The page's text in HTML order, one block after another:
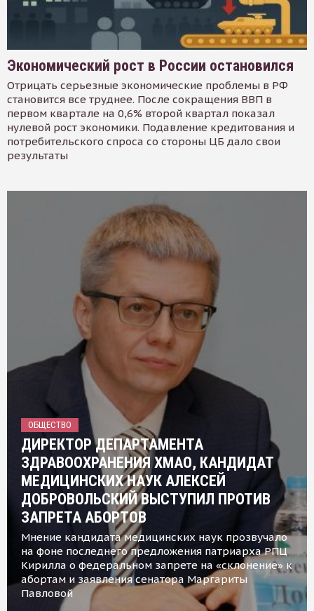
Экономический рост в России остановился
Отрицать серьезные экономические проблемы в РФ
становится все труднее. После сокращения ВВП в
первом квартале на 0,6% второй квартал показал
нулевой рост экономики. Подавление кредитования и
потребительского спроса со стороны ЦБ дало свои
результаты
ОБЩЕСТВО
ДИРЕКТОР ДЕПАРТАМЕНТА
ЗДРАВООХРАНЕНИЯ ХМАО, КАНДИДАТ
МЕДИЦИНСКИХ НАУК АЛЕКСЕЙ
ДОБРОВОЛЬСКИЙ ВЫСТУПИЛ ПРОТИВ
ЗАПРЕТА АБОРТОВ
Мнение кандидата медицинских наук прозвучало
на фоне последнего предложения патриарха РПЦ
Кирилла о федеральном запрете на «склонение» к
абортам и заявления сенатора Маргариты
Павловой